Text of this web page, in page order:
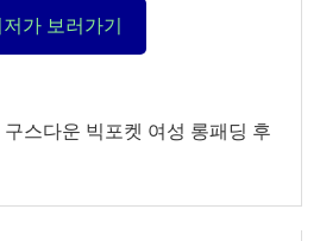
저가 보러가기
스다운 빅포켓 여성 롱패딩 후